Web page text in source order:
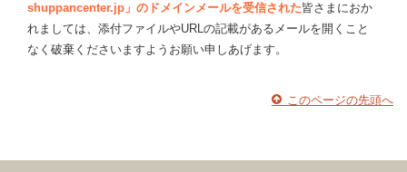
shuppancenter.jp」のドメインメールを受信された皆さまにおか
れましては、添付ファイルやURLの記載があるメールを開くこと
なく破棄くださいますようお願い申しあげます。
このページの先頭へ